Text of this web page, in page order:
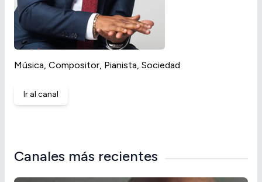
Música, Compositor, Pianista, Sociedad
Ir al canal
Canales más recientes